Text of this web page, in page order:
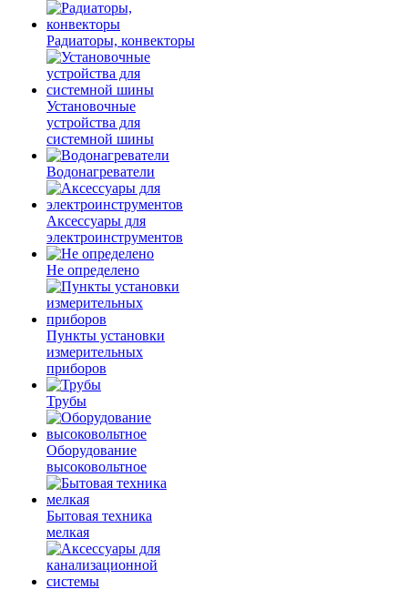
Радиаторы, конвекторы
Установочные
устройства для
системной шины
Водонагреватели
Аксессуары для
электроинструментов
Не определено
Пункты установки
измерительных
приборов
Трубы
Оборудование
высоковольтное
Бытовая техника
мелкая